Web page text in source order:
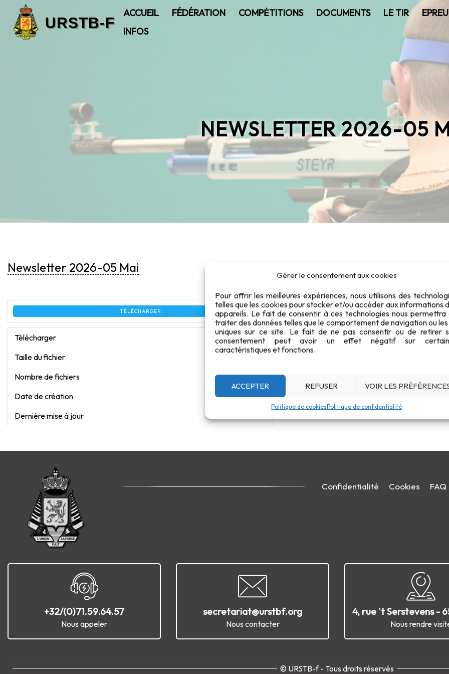
Gérer le consentement aux cookies
Pour offrir les meilleures expériences, nous utilisons des
telles que les cookies pour stocker et/ou accéder aux informations
appareils. Le fait de consentir à ces technologies nous permettra
traiter des données telles que le comportement de navigation ou
uniques sur ce site. Le fait de ne pas consentir ou de retirer
consentement peut avoir un effet négatif sur
caractéristiques et fonctions.
ACCEPTER REFUSER VOIR LES
Politique de cookiesPolitique de confidentialité
ACCUEIL FÉDÉRATION COMPĖTITIONS DOCUMENTS LE TIR
INFOS
NEWSLETTER 2026-05
Newsletter 2026-05 Mai
TÉLÉCHARGER
Télécharger 1002
Taille du fichier
Nombre de fichiers 1
Date de création 2 mai 2026
Dernière mise à jour
Newsletter 2026-05 Mai
Confidentialité Cookies FAQ
+32/(0)71.59.64.57
Nous appeler
secretariat@urstbf.org
Nous contacter
4, rue 't Serstevens -
Nous rendre
© URSTB-f - Tous droits réservés